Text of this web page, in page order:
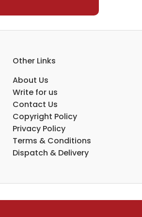
Other Links
About Us
Write for us
Contact Us
Copyright Policy
Privacy Policy
Terms & Conditions
Dispatch & Delivery